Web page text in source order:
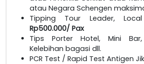
atau Negara Schengen
Tipping Tour Leader,
Rp500.000/ Pax
Tips Porter Hotel, Mini
Kelebihan bagasi dll.
PCR Test / Rapid Test Antigen